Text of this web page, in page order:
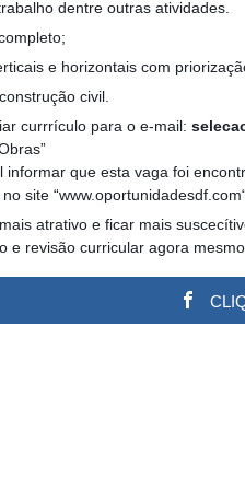
dentre outras atividades.
e horizontais com
civil.
currrículo para o e-mail:
que esta vaga foi
site
atrativo e ficar mais
e revisão curricular agora